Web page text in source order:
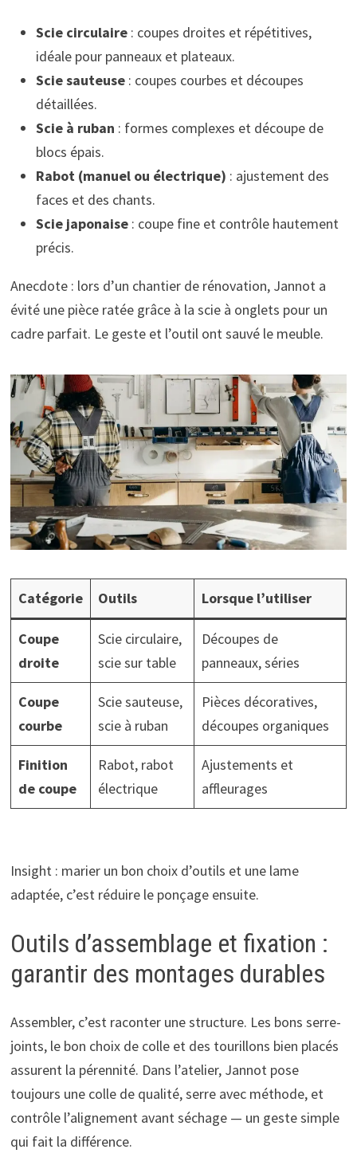
Scie circulaire: coupes droites et répétitives,
idéale pour panneaux et plateaux.
Scie sauteuse: coupes courbes et découpes
détaillées.
Scie à ruban : formes complexes et découpe de
blocs épais.
Rabot (manuel ou électrique) : ajustement des
faces et des chants.
Scie japonaise: coupe fine et contrôle hautement
précis.
Anecdote : lors d’un chantier de rénovation, Jannot a
évité une pièce ratée grâce à la scie à onglets pour un
cadre parfait. Le geste et l’outil ont sauvé le meuble.
Catégorie Outils Lorsque l’utiliser
Coupe
droite
Scie circulaire,
scie sur table
Découpes de
panneaux, séries
Coupe
courbe
Scie sauteuse,
scie à ruban
Pièces décoratives,
découpes organiques
Finition
de coupe
Rabot, rabot
électrique
Ajustements et
affleurages
Insight : marier un bon choix d’outils et une lame
adaptée, c’est réduire le ponçage ensuite.
Outils d’assemblage et fixation :
garantir des montages durables
Assembler, c’est raconter une structure. Les bons serre-
joints, le bon choix de colle et des tourillons bien placés
assurent la pérennité. Dans l’atelier, Jannot pose
toujours une colle de qualité, serre avec méthode, et
contrôle l’alignement avant séchage — un geste simple
qui fait la différence.